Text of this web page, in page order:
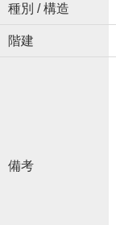
種別 / 構造
階建
備考